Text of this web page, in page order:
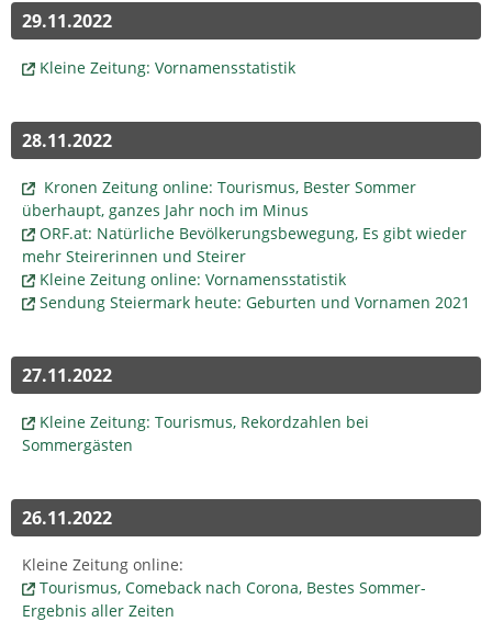
29.11.2022
Kleine Zeitung: Vornamensstatistik
28.11.2022
Kronen Zeitung online: Tourismus, Bester Sommer
überhaupt, ganzes Jahr noch im Minus
ORF.at: Natürliche Bevölkerungsbewegung, Es gibt wieder
mehr Steirerinnen und Steirer
Kleine Zeitung online: Vornamensstatistik
Sendung Steiermark heute: Geburten und Vornamen 2021
27.11.2022
Kleine Zeitung: Tourismus, Rekordzahlen bei
Sommergästen
26.11.2022
Kleine Zeitung online:
Tourismus, Comeback nach Corona, Bestes Sommer-
Ergebnis aller Zeiten